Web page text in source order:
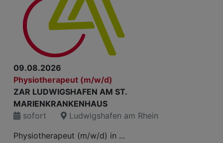
09.08.2026
Physiotherapeut (m/w/d)
ZAR LUDWIGSHAFEN AM ST.
MARIENKRANKENHAUS
sofort
Ludwigshafen am Rhein
Physiotherapeut (m/w/d) in ...